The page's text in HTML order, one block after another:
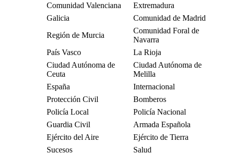
Comunidad Valenciana
Extremadura
Galicia
Comunidad de Madrid
Región de Murcia
Comunidad Foral de
Navarra
País Vasco
La Rioja
Ciudad Autónoma de
Ceuta
Ciudad Autónoma de
Melilla
España
Internacional
Protección Civil
Bomberos
Policía Local
Policía Nacional
Guardia Civil
Armada Española
Ejército del Aire
Ejército de Tierra
Sucesos
Salud